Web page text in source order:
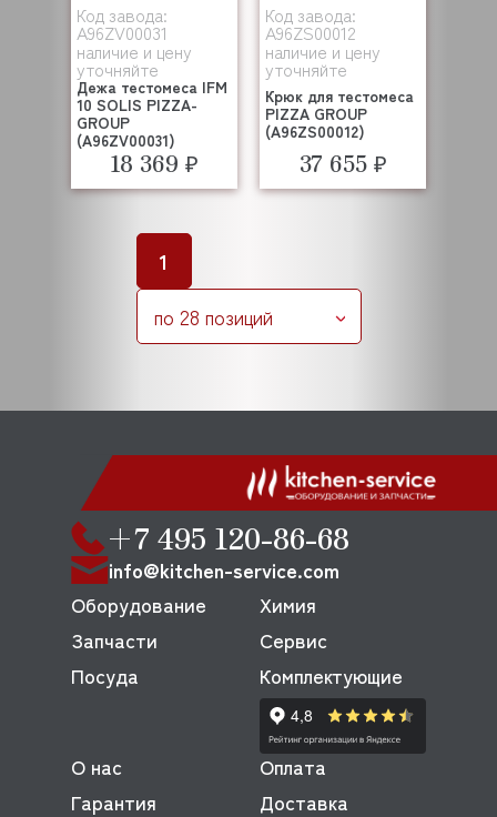
Код завода:
A96ZV00031
наличие и цену
уточняйте
Дежа тестомеса IFM
10 SOLIS PIZZA-
GROUP
(A96ZV00031)
18 369 ₽
Код завода:
A96ZS00012
наличие и цену
уточняйте
Крюк для тестомеса
PIZZA GROUP
(A96ZS00012)
37 655 ₽
1
по 28 позиций
+7 495 120-86-68
info@kitchen-service.com
Оборудование
Запчасти
Посуда
Химия
Сервис
Комплектующие
О нас
Оплата
Гарантия
Доставка